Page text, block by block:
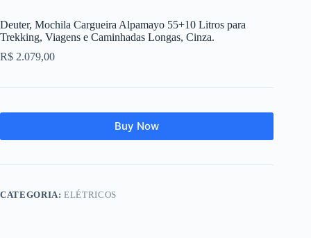
Deuter, Mochila Cargueira Alpamayo 55+10 Litros para
Trekking, Viagens e Caminhadas Longas, Cinza.
R$ 2.079,00
Buy Now
CATEGORIA:ELÉTRICOS